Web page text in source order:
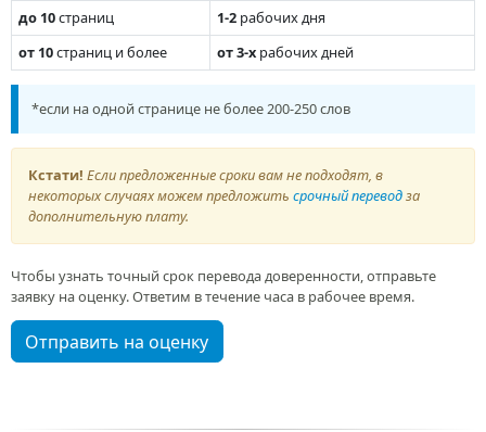
до 10страниц 1-2рабочих дня
от 10страниц и более от 3-храбочих дней
*если на одной странице не более 200-250 слов
Кстати! Если предложенные сроки вам не подходят, в
некоторых случаях можем предложить срочный переводза
дополнительную плату.
Чтобы узнать точный срок перевода доверенности, отправьте
заявку на оценку. Ответим в течение часа в рабочее время.
Отправить на оценку